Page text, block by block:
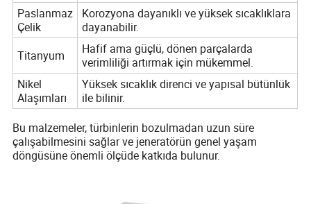
Paslanmaz
Çelik
Korozyona dayanıklı ve yüksek sıcaklıklara
dayanabilir.
Titanyum
Hafif ama güçlü, dönen parçalarda
verimliliği artırmak için mükemmel.
Nikel
Alaşımları
Yüksek sıcaklık direnci ve yapısal bütünlük
ile bilinir.
Bu malzemeler, türbinlerin bozulmadan uzun süre
çalışabilmesini sağlar ve jeneratörün genel yaşam
döngüsüne önemli ölçüde katkıda bulunur.